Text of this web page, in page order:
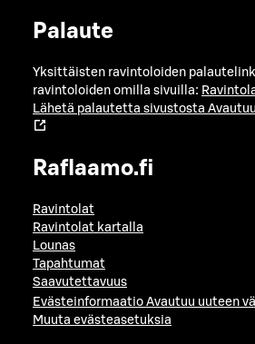
Palaute
Yksittäisten ravintoloiden
ravintoloiden omilla sivuilla:
Lähetä palautetta sivustosta
Raflaamo.fi
Ravintolat
Ravintolat kartalla
Lounas
Tapahtumat
Saavutettavuus
Evästeinformaatio Avautuu uuteen
Muuta evästeasetuksia